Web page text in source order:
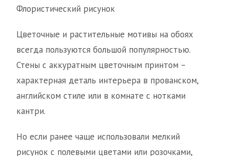
Флористический рисунок
Цветочные и растительные мотивы на обоях
всегда пользуются большой популярностью.
Стены с аккуратным цветочным принтом –
характерная деталь интерьера в прованском,
английском стиле или в комнате с нотками
кантри.
Но если ранее чаще использовали мелкий
рисунок с полевыми цветами или розочками,